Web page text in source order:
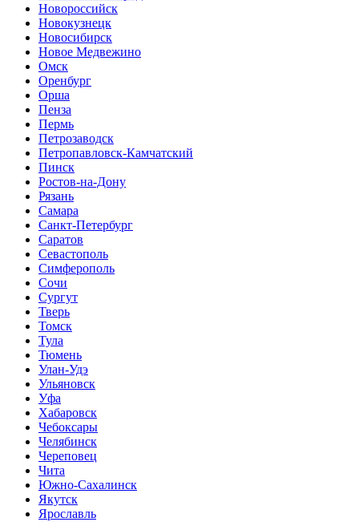
Новороссийск
Новокузнецк
Новосибирск
Новое Медвежино
Омск
Оренбург
Орша
Пенза
Пермь
Петрозаводск
Петропавловск-Камчатский
Пинск
Ростов-на-Дону
Рязань
Самара
Санкт-Петербург
Саратов
Севастополь
Симферополь
Сочи
Сургут
Тверь
Томск
Тула
Тюмень
Улан-Удэ
Ульяновск
Уфа
Хабаровск
Чебоксары
Челябинск
Череповец
Чита
Южно-Сахалинск
Якутск
Ярославль